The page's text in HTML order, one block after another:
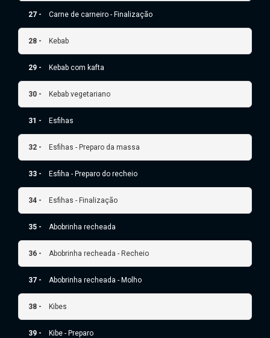
27 - Carne de carneiro - Finalização
28 - Kebab
29 - Kebab com kafta
30 - Kebab vegetariano
31 - Esfihas
32 - Esfihas - Preparo da massa
33 - Esfiha - Preparo do recheio
34 - Esfihas - Finalização
35 - Abobrinha recheada
36 - Abobrinha recheada - Recheio
37 - Abobrinha recheada - Molho
38 - Kibes
39 - Kibe - Preparo